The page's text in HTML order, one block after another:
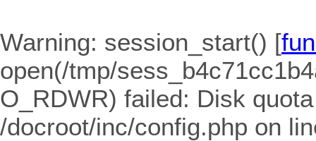
Warning: session_start() [
open(/tmp/
O_RDWR) failed: Disk
/docroot/inc/config.php on